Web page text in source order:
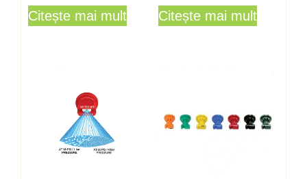
Citește mai mult Citește mai mult